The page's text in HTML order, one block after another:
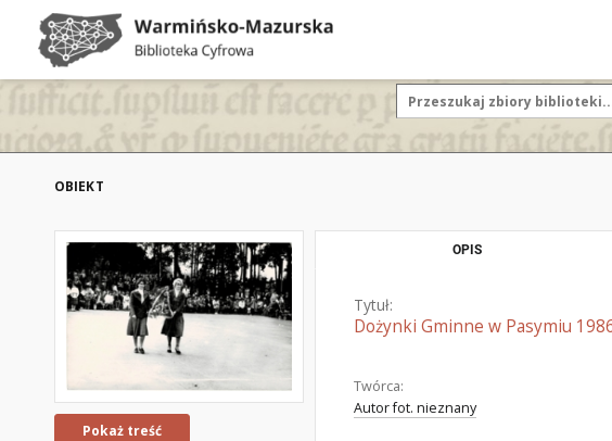
OBIEKT
Pokaż treść
OPIS
Tytuł:
Dożynki Gminne w Pasymiu
Twórca:
Autor fot. nieznany